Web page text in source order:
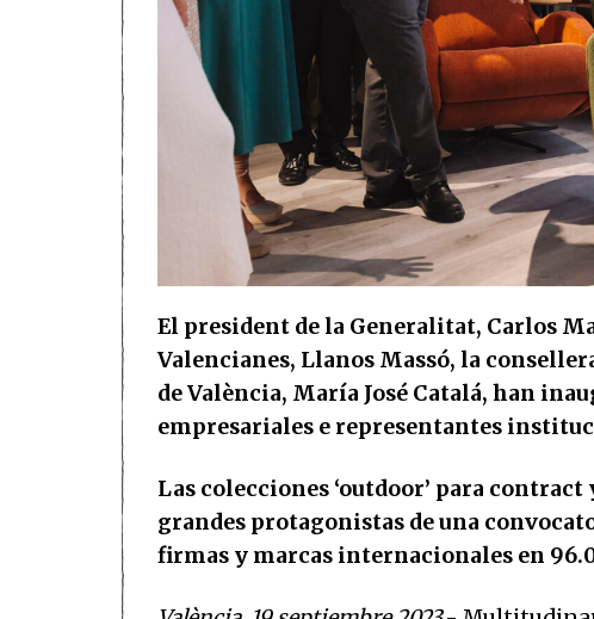
El president de la Generalitat, Carlos
Valencianes, Llanos Massó, la
de València, María José Catalá, han
empresariales e representantes
Las colecciones ‘outdoor’ para
grandes protagonistas de una
firmas y marcas internacionales en